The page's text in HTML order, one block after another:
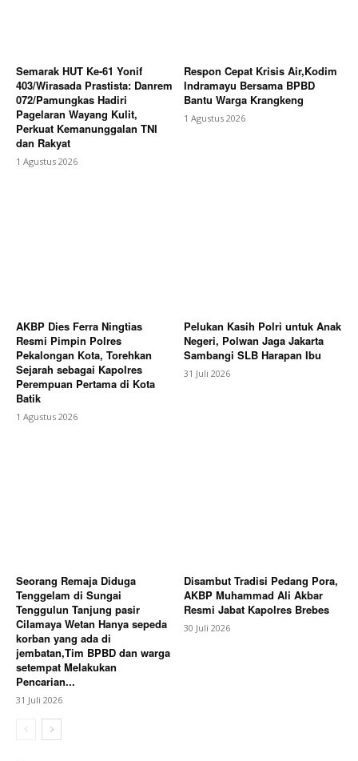
Semarak HUT Ke-61 Yonif
403/Wirasada Prastista: Danrem
072/Pamungkas Hadiri
Pagelaran Wayang Kulit,
Perkuat Kemanunggalan TNI
dan Rakyat
1 Agustus 2026
Respon Cepat Krisis Air,Kodim
Indramayu Bersama BPBD
Bantu Warga Krangkeng
1 Agustus 2026
AKBP Dies Ferra Ningtias
Resmi Pimpin Polres
Pekalongan Kota, Torehkan
Sejarah sebagai Kapolres
Perempuan Pertama di Kota
Batik
1 Agustus 2026
Pelukan Kasih Polri untuk Anak
Negeri, Polwan Jaga Jakarta
Sambangi SLB Harapan Ibu
31 Juli 2026
Seorang Remaja Diduga
Tenggelam di Sungai
Tenggulun Tanjung pasir
Cilamaya Wetan Hanya sepeda
korban yang ada di
jembatan,Tim BPBD dan warga
setempat Melakukan
Pencarian...
31 Juli 2026
Disambut Tradisi Pedang Pora,
AKBP Muhammad Ali Akbar
Resmi Jabat Kapolres Brebes
30 Juli 2026